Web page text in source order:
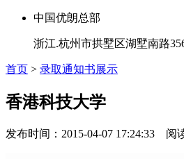
中国优朗总部
浙江.杭州市拱墅区湖墅南路
首页 > 录取通知书展示
香港科技大学
发布时间：2015-04-07 17:24:33 阅